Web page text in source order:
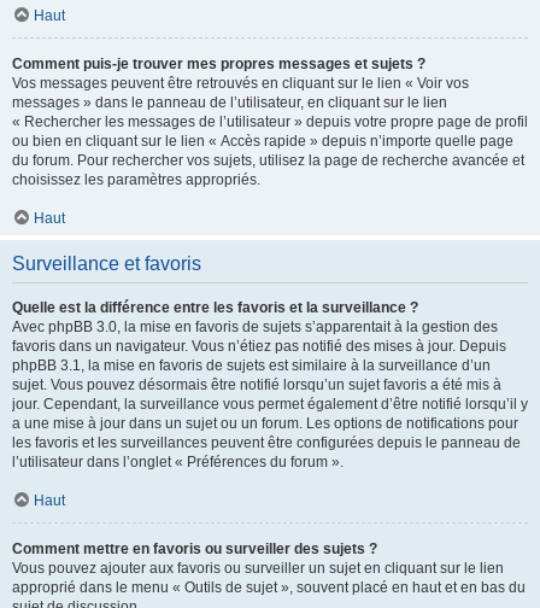
Haut
Comment puis-je trouver mes propres messages et sujets ?
Vos messages peuvent être retrouvés en cliquant sur le lien « Voir vos
messages » dans le panneau de l’utilisateur, en cliquant sur le lien
« Rechercher les messages de l’utilisateur » depuis votre propre page de profil
ou bien en cliquant sur le lien « Accès rapide » depuis n’importe quelle page
du forum. Pour rechercher vos sujets, utilisez la page de recherche avancée et
choisissez les paramètres appropriés.
Haut
Surveillance et favoris
Quelle est la différence entre les favoris et la surveillance ?
Avec phpBB 3.0, la mise en favoris de sujets s’apparentait à la gestion des
favoris dans un navigateur. Vous n’étiez pas notifié des mises à jour. Depuis
phpBB 3.1, la mise en favoris de sujets est similaire à la surveillance d’un
sujet. Vous pouvez désormais être notifié lorsqu’un sujet favoris a été mis à
jour. Cependant, la surveillance vous permet également d’être notifié lorsqu’il y
a une mise à jour dans un sujet ou un forum. Les options de notifications pour
les favoris et les surveillances peuvent être configurées depuis le panneau de
l’utilisateur dans l’onglet « Préférences du forum ».
Haut
Comment mettre en favoris ou surveiller des sujets ?
Vous pouvez ajouter aux favoris ou surveiller un sujet en cliquant sur le lien
approprié dans le menu « Outils de sujet », souvent placé en haut et en bas du